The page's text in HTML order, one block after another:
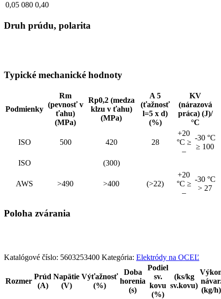
0,05 080 0,40
Druh prúdu, polarita
Typické mechanické hodnoty
Podmienky
Rm
(pevnosť v
ťahu)
(MPa)
Rp0,2 (medza
klzu v ťahu)
(MPa)
A 5
(ťažnosť
l=5 x d)
(%)
KV
(nárazová
práca) (J)/
°C
ISO 500 420 28
+20
°C ≥
–
-30 °C
≥ 100
ISO
(300)
AWS >490 >400 (>22)
+20
°C ≥
–
-30 °C
> 27
Poloha zvárania
Katalógové číslo: 5603253400 Kategória: Elektródy na OCEĽ
Rozmer
Prúd
(A)
Napätie
(V)
Výťažnosť
(%)
Doba
horenia
(s)
Podiel
sv.
kovu
(%)
(ks/kg
sv.kovu)
(kg/h)